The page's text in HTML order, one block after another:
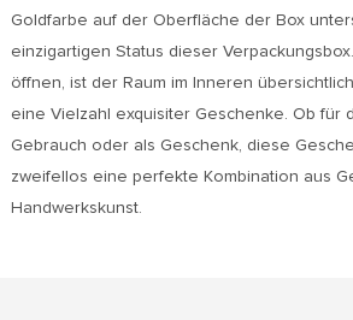
Goldfarbe auf der Oberfläche der Box
einzigartigen Status dieser
öffnen, ist der Raum im Inneren
eine Vielzahl exquisiter Geschenke. Ob für
Gebrauch oder als Geschenk, diese
zweifellos eine perfekte Kombination aus
Handwerkskunst.